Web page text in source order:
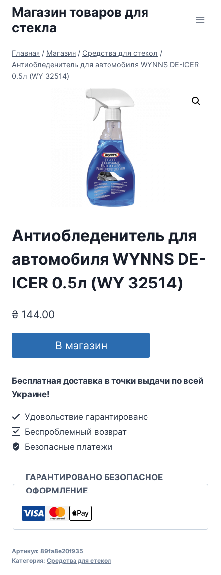
Перейти
содержимому
Магазин товаров для
стекла
Главная / Магазин / Средства для стекол /
Антиобледенитель для автомобиля WYNNS DE-ICER
0.5л (WY 32514)
Антиобледенитель для
автомобиля WYNNS DE-
ICER 0.5л (WY 32514)
₴ 144.00
В магазин
Бесплатная доставка в точки выдачи по всей
Украине!
Удовольствие гарантировано
Беспроблемный возврат
Безопасные платежи
ГАРАНТИРОВАНО БЕЗОПАСНОЕ
ОФОРМЛЕНИЕ
Артикул: 89fa8e20f935
Категория: Средства для стекол